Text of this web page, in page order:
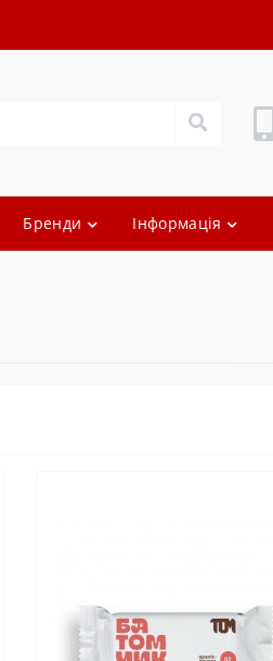
Бренди Інформація